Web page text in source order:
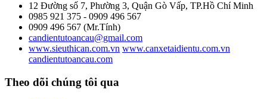
12 Đường số 7, Phường 3, Quận Gò Vấp, TP.Hồ Chí Minh
0985 921 375 - 0909 496 567
0909 496 567 (Mr.Tính)
candientutoancau@gmail.com
www.sieuthican.com.vn www.canxetaidientu.com.vn
candientutoancau.com
Theo dõi chúng tôi qua